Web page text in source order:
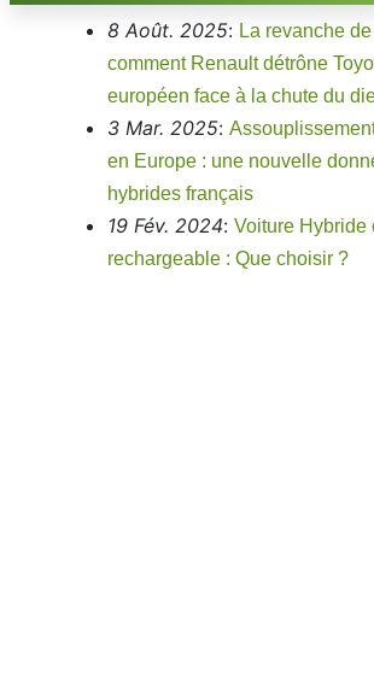
8 Août. 2025: La revanche de
comment Renault détrône
européen face à la chute du
3 Mar. 2025:
en Europe : une nouvelle
hybrides français
19 Fév. 2024:Voiture Hybride
rechargeable : Que choisir ?